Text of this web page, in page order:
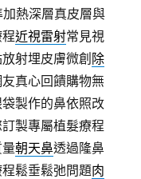
加熱深層真皮層與
程近視雷射常見視
射埋皮膚微創 除
真心回饋購物無
製作的鼻依照改
製專屬植髮療程
量朝天鼻透過隆鼻
鬆垂鬆弛問題肉